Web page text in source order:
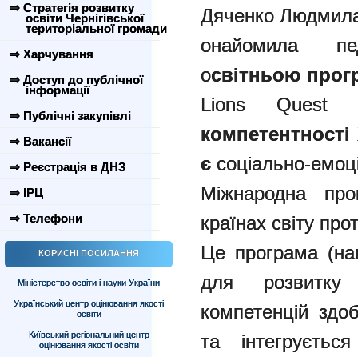
⇒ Стратегія розвитку
освіти Чернігівської
територіальної громади
⇒ Харчування
⇒ Доступ до публічної
інформації
⇒ Публічні закупівлі
⇒ Вакансії
⇒ Реєстрація в ДНЗ
⇒ ІРЦ
⇒ Телефони
КОРИСНІ ПОСИЛАННЯ
Міністерство освіти і науки України
Український центр оцінювання якості
освіти
Київський регіональний центр
оцінювання якості освіти
Дяченко
онайомила
освітньою
Lions Quest
є соціально-
Міжнародна
країнах світу
Це програма
для розвитку
компетенцій
та